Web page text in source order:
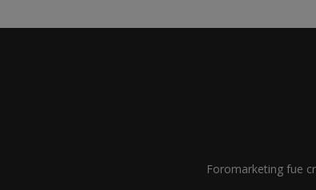
Foromarketing fue